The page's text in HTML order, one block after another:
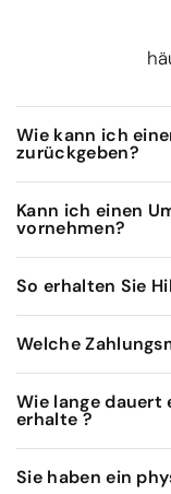
Wie kann ich
zurückgeben?
Kann ich einen
vornehmen?
So erhalten Sie
Welche
Wie lange dauert
erhalte ?
Sie haben ein